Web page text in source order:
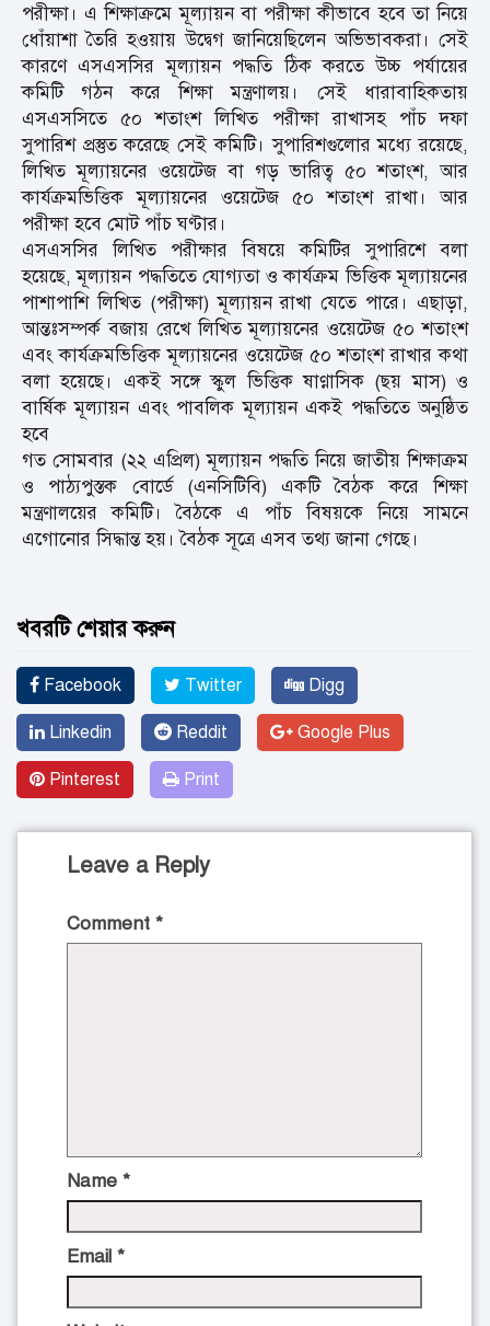
পরীক্ষা। এ শিক্ষাক্রমে মূল্যায়ন বা পরীক্ষা কীভাবে হবে তা নিয়ে
ধোঁয়াশা তৈরি হওয়ায় উদ্বেগ জানিয়েছিলেন অভিভাবকরা। সেই
কারণে এসএসসির মূল্যায়ন পদ্ধতি ঠিক করতে উচ্চ পর্যায়ের
কমিটি গঠন করে শিক্ষা মন্ত্রণালয়। সেই ধারাবাহিকতায়
এসএসসিতে ৫০ শতাংশ লিখিত পরীক্ষা রাখাসহ পাঁচ দফা
সুপারিশ প্রস্তুত করেছে সেই কমিটি। সুপারিশগুলোর মধ্যে রয়েছে,
লিখিত মূল্যায়নের ওয়েটেজ বা গড় ভারিত্ব ৫০ শতাংশ, আর
কার্যক্রমভিত্তিক মূল্যায়নের ওয়েটেজ ৫০ শতাংশ রাখা। আর
পরীক্ষা হবে মোট পাঁচ ঘণ্টার।
এসএসসির লিখিত পরীক্ষার বিষয়ে কমিটির সুপারিশে বলা
হয়েছে, মূল্যায়ন পদ্ধতিতে যোগ্যতা ও কার্যক্রম ভিত্তিক মূল্যায়নের
পাশাপাশি লিখিত (পরীক্ষা) মূল্যায়ন রাখা যেতে পারে। এছাড়া,
আন্তঃসম্পর্ক বজায় রেখে লিখিত মূল্যায়নের ওয়েটেজ ৫০ শতাংশ
এবং কার্যক্রমভিত্তিক মূল্যায়নের ওয়েটেজ ৫০ শতাংশ রাখার কথা
বলা হয়েছে। একই সঙ্গে স্কুল ভিত্তিক ষাণ্মাসিক (ছয় মাস) ও
বার্ষিক মূল্যায়ন এবং পাবলিক মূল্যায়ন একই পদ্ধতিতে অনুষ্ঠিত
হবে
গত সোমবার (২২ এপ্রিল) মূল্যায়ন পদ্ধতি নিয়ে জাতীয় শিক্ষাক্রম
ও পাঠ্যপুস্তক বোর্ডে (এনসিটিবি) একটি বৈঠক করে শিক্ষা
মন্ত্রণালয়ের কমিটি। বৈঠকে এ পাঁচ বিষয়কে নিয়ে সামনে
এগোনোর সিদ্ধান্ত হয়। বৈঠক সূত্রে এসব তথ্য জানা গেছে।
খবরটি শেয়ার করুন
Facebook Twitter Digg
Linkedin Reddit Google Plus
Pinterest Print
Leave a Reply
Comment *
Name *
Email *